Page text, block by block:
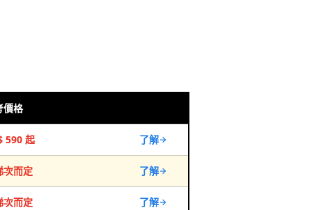
價格
590 起 了解
次而定 了解
次而定 了解